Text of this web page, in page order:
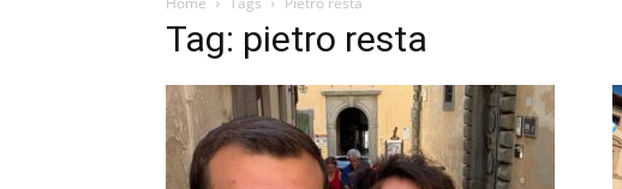
Tag: pietro resta